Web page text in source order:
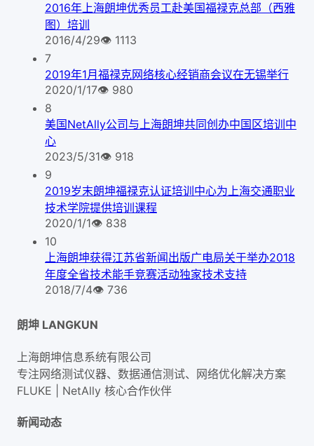
2016年上海朗坤优秀员工赴美国福禄克总部（西雅
图）培训
2016/4/29👁 1113
7
2019年1月福禄克网络核心经销商会议在无锡举行
2020/1/17👁 980
8
美国NetAlly公司与上海朗坤共同创办中国区培训中
心
2023/5/31👁 918
9
2019岁末朗坤福禄克认证培训中心为上海交通职业
技术学院提供培训课程
2020/1/1👁 838
10
上海朗坤获得江苏省新闻出版广电局关于举办2018
年度全省技术能手竞赛活动独家技术支持
2018/7/4👁 736
朗坤 LANGKUN
上海朗坤信息系统有限公司
专注网络测试仪器、数据通信测试、网络优化解决方案
FLUKE | NetAlly 核心合作伙伴
新闻动态